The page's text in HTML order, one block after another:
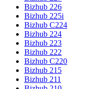
Bizhub 226
Bizhub 225i
Bizhub C224
Bizhub 224
Bizhub 223
Bizhub 222
Bizhub C220
Bizhub 215
Bizhub 211